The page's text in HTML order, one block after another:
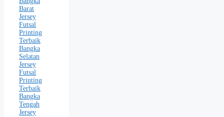
Barat
Jersey
Futsal
Printing
Terbaik
Bangka
Selatan
Jersey
Futsal
Printing
Terbaik
Bangka
Tengah
Jersey